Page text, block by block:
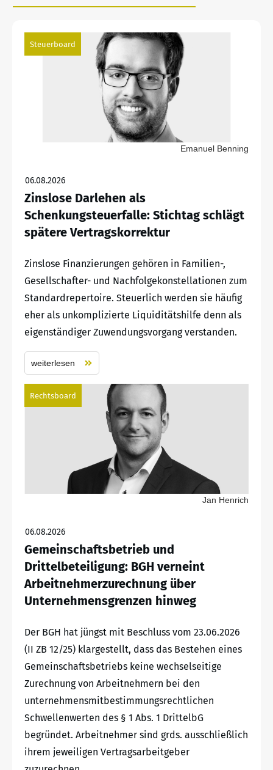
Steuerboard
Emanuel Benning
06.08.2026
Zinslose Darlehen als
Schenkungsteuerfalle: Stichtag schlägt
spätere Vertragskorrektur
Zinslose Finanzierungen gehören in Familien-,
Gesellschafter- und Nachfolgekonstellationen zum
Standardrepertoire. Steuerlich werden sie häufig
eher als unkomplizierte Liquiditätshilfe denn als
eigenständiger Zuwendungsvorgang verstanden.
weiterlesen
Rechtsboard
Jan Henrich
06.08.2026
Gemeinschaftsbetrieb und
Drittelbeteiligung: BGH verneint
Arbeitnehmerzurechnung über
Unternehmensgrenzen hinweg
Der BGH hat jüngst mit Beschluss vom 23.06.2026
(II ZB 12/25) klargestellt, dass das Bestehen eines
Gemeinschaftsbetriebs keine wechselseitige
Zurechnung von Arbeitnehmern bei den
unternehmensmitbestimmungsrechtlichen
Schwellenwerten des § 1 Abs. 1 DrittelbG
begründet. Arbeitnehmer sind grds. ausschließlich
ihrem jeweiligen Vertragsarbeitgeber